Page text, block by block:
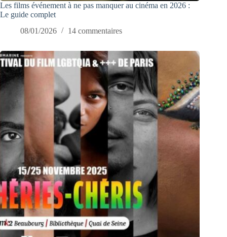
Les films événement à ne pas manquer au cinéma en 2026 :
Le guide complet
08/01/2026
14 commentaires